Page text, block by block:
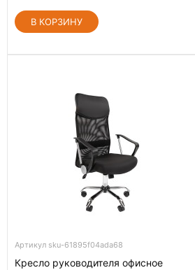
Артикул sku-61895f04ada68
Кресло руководителя офисное